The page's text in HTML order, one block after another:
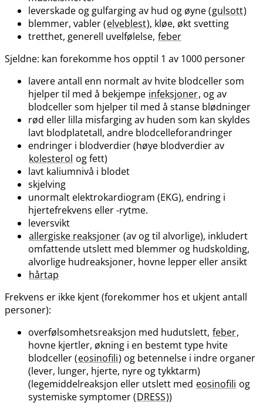
leverskade og gulfarging av hud og øyne (gulsott)
blemmer, vabler (elveblest), kløe, økt svetting
tretthet, generell uvelfølelse, feber
Sjeldne: kan forekomme hos opptil 1 av 1000 personer
lavere antall enn normalt av hvite blodceller som
hjelper til med å bekjempe infeksjoner, og av
blodceller som hjelper til med å stanse blødninger
rød eller lilla misfarging av huden som kan skyldes
lavt blodplatetall, andre blodcelleforandringer
endringer i blodverdier (høye blodverdier av
kolesterol og fett)
lavt kaliumnivå i blodet
skjelving
unormalt elektrokardiogram (EKG), endring i
hjertefrekvens eller -rytme.
leversvikt
allergiske reaksjoner (av og til alvorlige), inkludert
omfattende utslett med blemmer og hudskolding,
alvorlige hudreaksjoner, hovne lepper eller ansikt
hårtap
Frekvens er ikke kjent (forekommer hos et ukjent antall
personer):
overfølsomhetsreaksjon med hudutslett, feber,
hovne kjertler, økning i en bestemt type hvite
blodceller (eosinofili) og betennelse i indre organer
(lever, lunger, hjerte, nyre og tykktarm)
(legemiddelreaksjon eller utslett med eosinofili og
systemiske symptomer (DRESS))